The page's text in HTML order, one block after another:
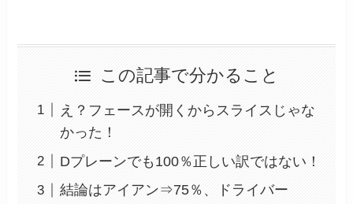
この記事で分かること
え？フェースが開くからスライスじゃな
かった！
Dプレーンでも100％正しい訳ではない！
結論はアイアン⇒75％、ドライバー